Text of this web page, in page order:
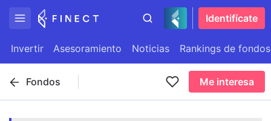
Identifícate
Invertir Asesoramiento Noticias Rankings de fondos
Fondos Me interesa